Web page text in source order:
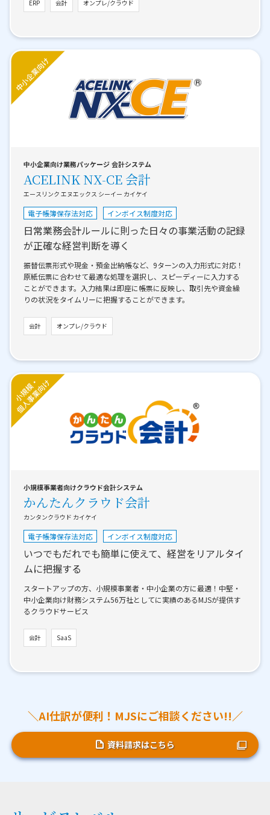
ERP 会計 オンプレ/クラウド
中小企業向け業務パッケージ 会計システム
ACELINK NX-CE 会計
エースリンク エヌエックス シーイー カイケイ
電子帳簿保存法対応 インボイス制度対応
日常業務会計ルールに則った日々の事業活動の記録
が正確な経営判断を導く
振替伝票形式や現金・預金出納帳など、9ターンの入力形式に対応！
原紙伝票に合わせて最適な処理を選択し、スピーディーに入力する
ことができます。入力結果は即座に帳票に反映し、取引先や資金繰
りの状況をタイムリーに把握することができます。
会計 オンプレ/クラウド
小規模事業者向けクラウド会計システム
かんたんクラウド会計
カンタンクラウド カイケイ
電子帳簿保存法対応 インボイス制度対応
いつでもだれでも簡単に使えて、経営をリアルタイ
ムに把握する
スタートアップの方、小規模事業者・中小企業の方に最適！中堅・
中小企業向け財務システム56万社としてに実績のあるMJSが提供す
るクラウドサービス
会計 SaaS
＼AI仕訳が便利！MJSにご相談ください!!／
資料請求はこちら